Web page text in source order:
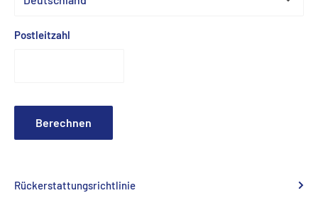
Postleitzahl
Berechnen
Rückerstattungsrichtlinie